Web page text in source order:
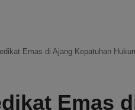
Emas di Ajang Kepatuhan
Emas